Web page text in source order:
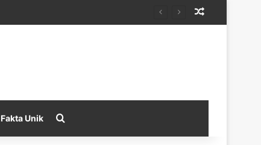
Fakta Unik